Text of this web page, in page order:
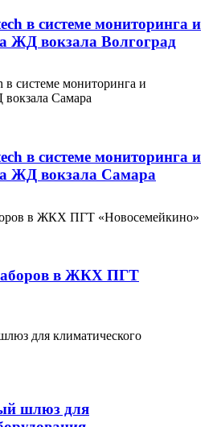
в системе мониторинга и
ЖД вокзала Волгоград
в системе мониторинга и
ЖД вокзала Самара
в ЖКХ ПГТ
шлюз для